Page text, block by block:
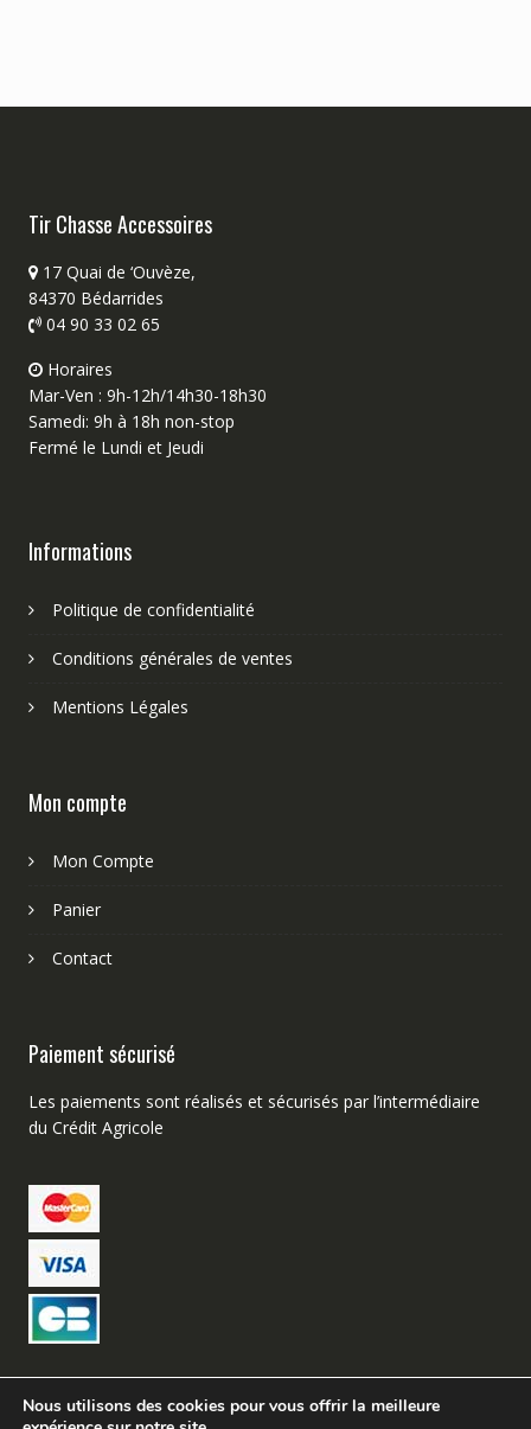
Tir Chasse Accessoires
17 Quai de ‘Ouvèze,
84370 Bédarrides
04 90 33 02 65
Horaires
Mar-Ven : 9h-12h/14h30-18h30
Samedi: 9h à 18h non-stop
Fermé le Lundi et Jeudi
Informations
Politique de confidentialité
Conditions générales de ventes
Mentions Légales
Mon compte
Mon Compte
Panier
Contact
Paiement sécurisé
Les paiements sont réalisés et sécurisés par l’intermédiaire
du Crédit Agricole
Nous utilisons des cookies pour vous offrir la meilleure